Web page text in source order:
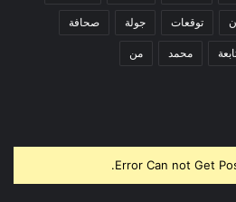
توقعات جولة صحافة
محمد من
Error Can not Get